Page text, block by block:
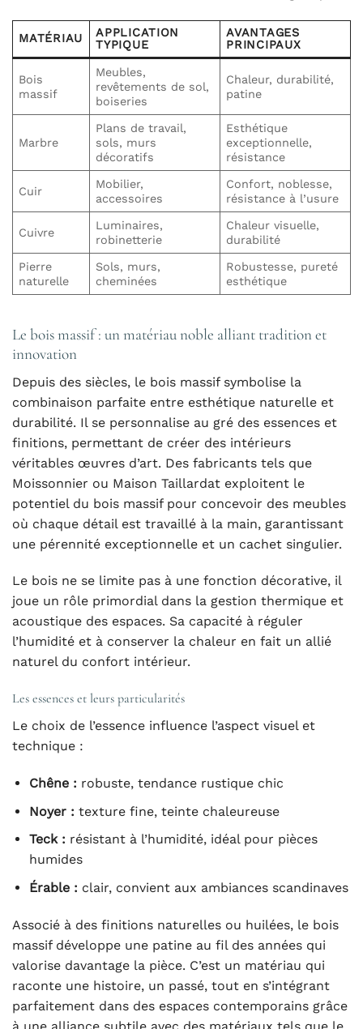
MATÉRIAU
APPLICATION
TYPIQUE
AVANTAGES
PRINCIPAUX
Bois
massif
Meubles,
revêtements de sol,
boiseries
Chaleur, durabilité,
patine
Marbre
Plans de travail,
sols, murs
décoratifs
Esthétique
exceptionnelle,
résistance
Cuir
Mobilier,
accessoires
Confort, noblesse,
résistance à l’usure
Cuivre
Luminaires,
robinetterie
Chaleur visuelle,
durabilité
Pierre
naturelle
Sols, murs,
cheminées
Robustesse, pureté
esthétique
Le bois massif : un matériau noble alliant tradition et
innovation
Depuis des siècles, le bois massif symbolise la
combinaison parfaite entre esthétique naturelle et
durabilité. Il se personnalise au gré des essences et
finitions, permettant de créer des intérieurs
véritables œuvres d’art. Des fabricants tels que
Moissonnier ou Maison Taillardat exploitent le
potentiel du bois massif pour concevoir des meubles
où chaque détail est travaillé à la main, garantissant
une pérennité exceptionnelle et un cachet singulier.
Le bois ne se limite pas à une fonction décorative, il
joue un rôle primordial dans la gestion thermique et
acoustique des espaces. Sa capacité à réguler
l’humidité et à conserver la chaleur en fait un allié
naturel du confort intérieur.
Les essences et leurs particularités
Le choix de l’essence influence l’aspect visuel et
technique :
Chêne : robuste, tendance rustique chic
Noyer : texture fine, teinte chaleureuse
Teck : résistant à l’humidité, idéal pour pièces
humides
Érable : clair, convient aux ambiances scandinaves
Associé à des finitions naturelles ou huilées, le bois
massif développe une patine au fil des années qui
valorise davantage la pièce. C’est un matériau qui
raconte une histoire, un passé, tout en s’intégrant
parfaitement dans des espaces contemporains grâce
à une alliance subtile avec des matériaux tels que le